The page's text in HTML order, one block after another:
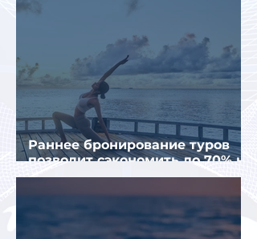
Раннее бронирование туров
позволит сэкономить до 70% на
летнем отдыхе — АТОР